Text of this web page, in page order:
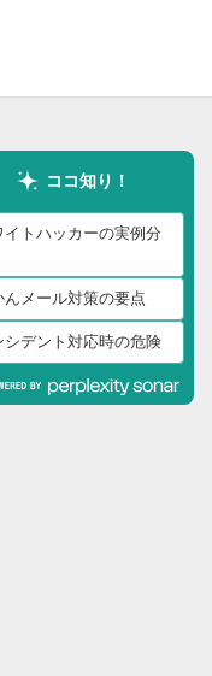
ココ知り！
イトハッカーの実例分
んメール対策の要点
シデント対応時の危険